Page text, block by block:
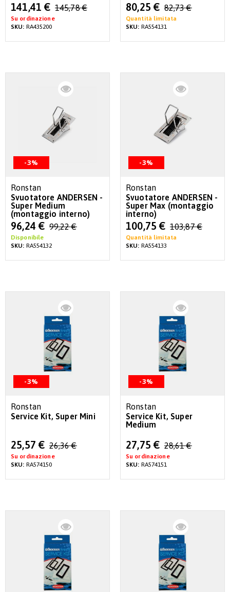
Special
Price
141,41 € 145,78 €
Su ordinazione
SKU: RA435200
Special
Price
80,25 € 82,73 €
Quantità limitata
SKU: RA554131
-3%
Ronstan
Svuotatore ANDERSEN -
Super Medium
(montaggio interno)
Special
Price
96,24 € 99,22 €
Disponibile
SKU: RA554132
-3%
Ronstan
Svuotatore ANDERSEN -
Super Max (montaggio
interno)
Special
Price
100,75 € 103,87 €
Quantità limitata
SKU: RA554133
-3%
Ronstan
Service Kit, Super Mini
Special
Price
25,57 € 26,36 €
Su ordinazione
SKU: RA574150
-3%
Ronstan
Service Kit, Super
Medium
Special
Price
27,75 € 28,61 €
Su ordinazione
SKU: RA574151